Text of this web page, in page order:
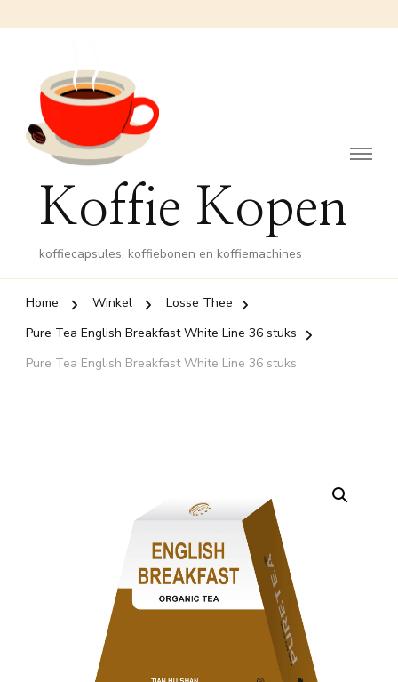
Koffie Kopen
koffiecapsules, koffiebonen en koffiemachines
Home Winkel
Losse Thee
Pure Tea English Breakfast White Line 36 stuks
Pure Tea English Breakfast White Line 36 stuks